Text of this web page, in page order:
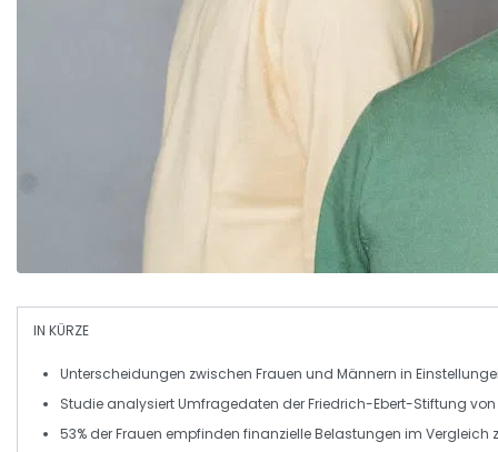
IN KÜRZE
Unterscheidungen zwischen Frauen und Männern in
Studie analysiert Umfragedaten derFriedrich-Ebert-Stiftung von
53% derFrauen empfinden finanzielle Belastungen im Vergleich